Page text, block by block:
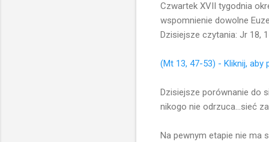
Czwartek XVII tygodnia
wspomnienie dowolne
Dzisiejsze czytania: Jr 18,
(Mt 13, 47-53) - Kliknij, aby
Dzisiejsze porównanie do
nikogo nie odrzuca...sieć
Na pewnym etapie nie ma